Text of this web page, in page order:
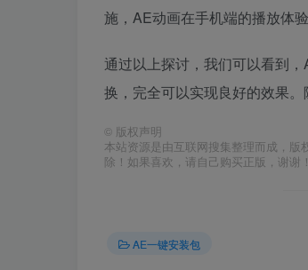
施，AE动画在手机端的播放体
通过以上探讨，我们可以看到
换，完全可以实现良好的效果
© 版权声明
本站资源是由互联网搜集整理而成，版
除！如果喜欢，请自己购买正版，谢谢
AE一键安装包